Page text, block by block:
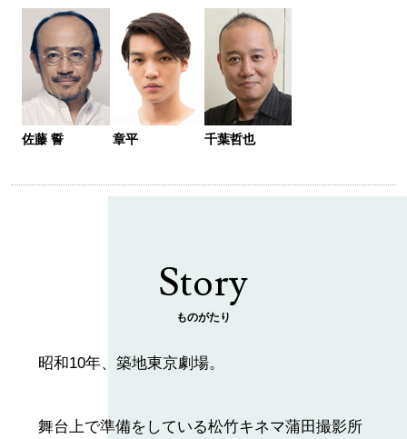
佐藤 誓 章平 千葉哲也
Story
ものがたり
昭和10年、築地東京劇場。
舞台上で準備をしている松竹キネマ蒲田撮影所